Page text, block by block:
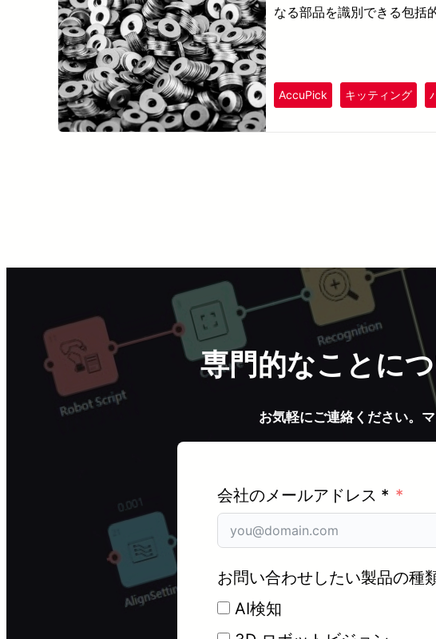
なる部品を識別できる包括
AccuPick キッティング
専門的なことに
お気軽にご連絡ください。
会社のメールアドレス *
お問い合わせしたい製品の種
AI検知